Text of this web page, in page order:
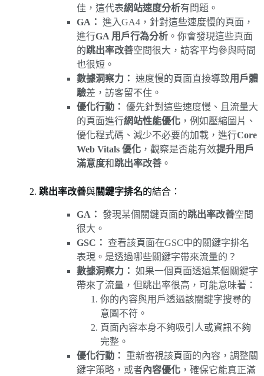
佳，這代表網站速度分析有問題。
GA： 進入GA4，針對這些速度慢的頁面，
進行GA 用戶行為分析 。你會發現這些頁面
的跳出率改善空間很大，訪客平均參與時間
也很短。
數據洞察力： 速度慢的頁面直接導致用戶體
驗差，訪客留不住。
優化行動： 優先針對這些速度慢、且流量大
的頁面進行網站性能優化 ，例如壓縮圖片、
優化程式碼、減少不必要的加載，進行Core
Web Vitals 優化 ，觀察是否能有效提升用戶
滿意度和跳出率改善 。
2. 跳出率改善與關鍵字排名的結合：
GA： 發現某個關鍵頁面的跳出率改善空間
很大。
GSC：
查看該頁面在GSC中的關鍵字排名
表現。是透過哪些關鍵字帶來流量的？
數據洞察力： 如果一個頁面透過某個關鍵字
帶來了流量，但跳出率很高，可能意味著：
你的內容與用戶透過該關鍵字搜尋的
意圖不符。
頁面內容本身不夠吸引人或資訊不夠
完整。
優化行動：
重新審視該頁面的內容，調整關
鍵字策略，或者內容優化 ，確保它能真正滿